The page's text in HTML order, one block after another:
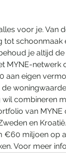
voor je. Van
schoonmaak
je altijd
MYNE-netwerk
aan eigen
combineren
van
en
€60 miljoen op
Voor meer